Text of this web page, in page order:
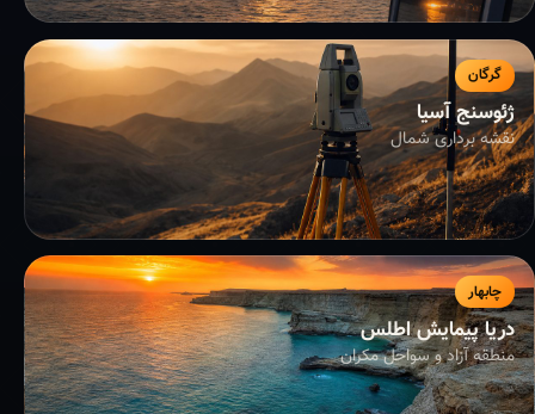
گرگان
ژئوسنج آسیا
نقشه برداری شمال
چابهار
دریا پیمایش اطلس
منطقه آزاد و سواحل مکران